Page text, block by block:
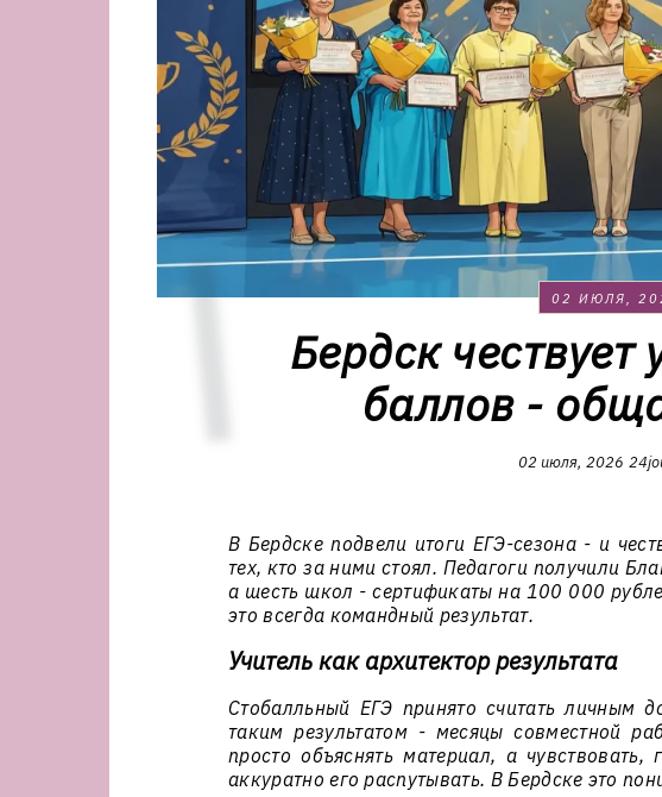
02 ИЮЛЯ,
Бердск чествует
баллов -
02 июля, 2026
В Бердске подвели итоги ЕГЭ-сезона - и
тех, кто за ними стоял. Педагоги получили
а шесть школ - сертификаты на 100 000
это всегда командный результат.
Учитель как архитектор результата
Стобалльный ЕГЭ принято считать личным
таким результатом - месяцы совместной
просто объяснять материал, а
аккуратно его распутывать. В Бердске это